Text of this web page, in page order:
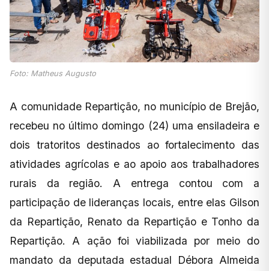
Foto: Matheus Augusto
A comunidade Repartição, no município de Brejão,
recebeu no último domingo (24) uma ensiladeira e
dois tratoritos destinados ao fortalecimento das
atividades agrícolas e ao apoio aos trabalhadores
rurais da região. A entrega contou com a
participação de lideranças locais, entre elas Gilson
da Repartição, Renato da Repartição e Tonho da
Repartição. A ação foi viabilizada por meio do
mandato da deputada estadual Débora Almeida